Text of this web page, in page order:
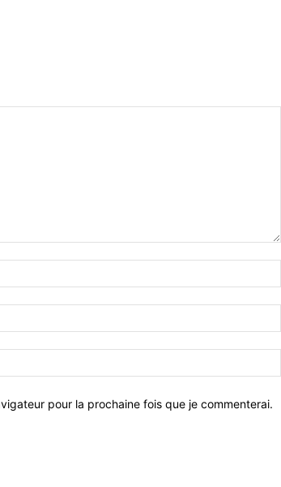
pour la prochaine fois que je commenterai.